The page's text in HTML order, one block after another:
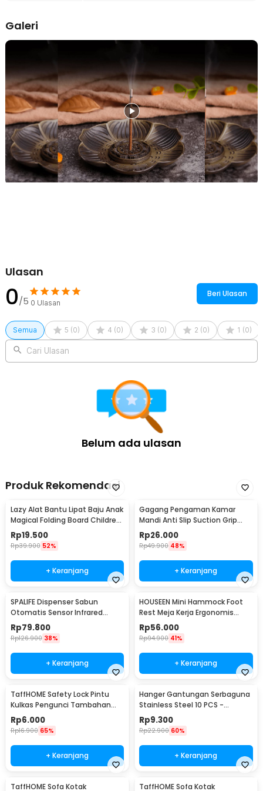
Rincian yang Anda dapatkan untuk pembelian produk ini:
Galeri
Ulasan
0/5 0 Ulasan
Beri Ulasan
Semua 5 (0) 4 (0) 3 (0) 2 (0) 1 (0)
Cari Ulasan
Belum ada ulasan
Produk Rekomendasi
Lazy Alat Bantu Lipat Baju Anak
Magical Folding Board Children
Cloth - 002
Rp19.500
Rp39.900 52%
+ Keranjang
Gagang Pengaman Kamar
Mandi Anti Slip Suction Grip
Handle Safety - SG-188
Rp26.000
Rp49.900 48%
+ Keranjang
SPALIFE Dispenser Sabun
Otomatis Sensor Infrared
Stainless Steel 250ml - AD-03
Rp79.800
Rp126.900 38%
+ Keranjang
HOUSEEN Mini Hammock Foot
Rest Meja Kerja Ergonomis
Sandaran Kaki
Rp56.000
Rp94.900 41%
+ Keranjang
TaffHOME Safety Lock Pintu
Kulkas Pengunci Tambahan
Tempel - S1843
Rp6.000
Rp16.900 65%
+ Keranjang
Hanger Gantungan Serbaguna
Stainless Steel 10 PCS -
M127105
Rp9.300
Rp22.900 60%
+ Keranjang
TaffHOME Sofa Kotak TaffHOME Sofa Kotak